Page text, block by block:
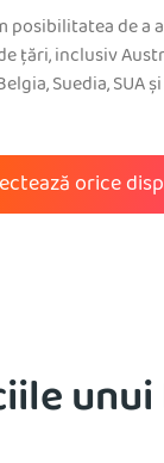
posibilitatea de a
țări, inclusiv
Suedia, SUA
orice